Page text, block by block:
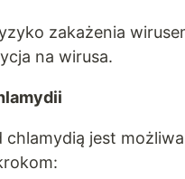
zakażenia
na wirusa.
chlamydią jest